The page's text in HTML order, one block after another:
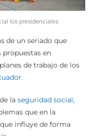
los presidenciales
de un seriado que
propuestas en
de trabajo de los
la seguridad social,
que en la
influye de forma